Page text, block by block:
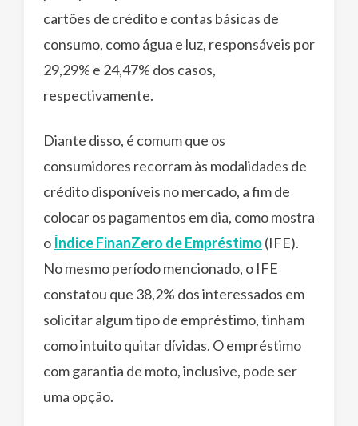
cartões de crédito e contas básicas de
consumo, como água e luz, responsáveis por
29,29% e 24,47% dos casos,
respectivamente.
Diante disso, é comum que os
consumidores recorram às modalidades de
crédito disponíveis no mercado, a fim de
colocar os pagamentos em dia, como mostra
o Índice FinanZero de Empréstimo (IFE).
No mesmo período mencionado, o IFE
constatou que 38,2% dos interessados em
solicitar algum tipo de empréstimo, tinham
como intuito quitar dívidas. O empréstimo
com garantia de moto, inclusive, pode ser
uma opção.